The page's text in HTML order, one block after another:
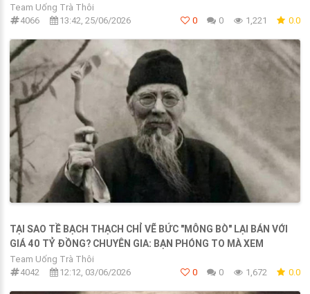
Team Uống Trà Thôi
4066
13:42, 25/06/2026 0 0 1,221 0.0
TẠI SAO TỀ BẠCH THẠCH CHỈ VẼ BỨC "MÔNG BÒ" LẠI BÁN VỚI
GIÁ 40 TỶ ĐỒNG? CHUYÊN GIA: BẠN PHÓNG TO MÀ XEM
Team Uống Trà Thôi
4042
12:12, 03/06/2026 0 0 1,672 0.0